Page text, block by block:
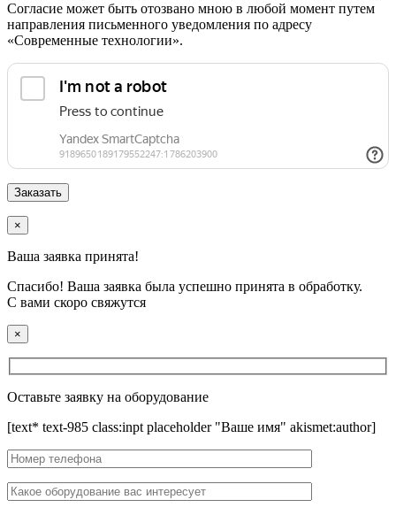
Согласие может быть отозвано мною в любой момент путем
направления письменного уведомления по адресу
«Современные технологии».
×
Ваша заявка принята!
Спасибо! Ваша заявка была успешно принята в обработку.
С вами скоро свяжутся
×
Оставьте заявку на оборудование
[text* text-985 class:inpt placeholder "Ваше имя" akismet:author]